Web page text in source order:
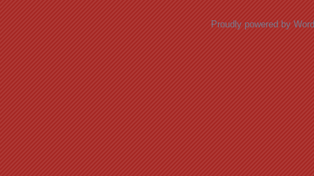
Proudly powered by